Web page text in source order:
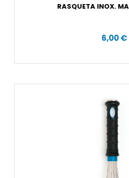
RASQUETA INOX.
6,00 €